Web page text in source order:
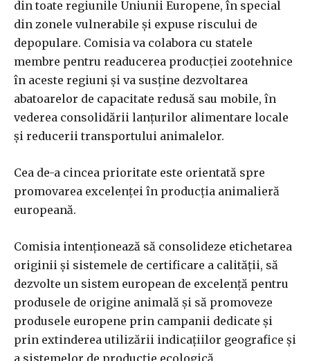
din toate regiunile Uniunii Europene, în special
din zonele vulnerabile și expuse riscului de
depopulare. Comisia va colabora cu statele
membre pentru readucerea producției zootehnice
în aceste regiuni și va susține dezvoltarea
abatoarelor de capacitate redusă sau mobile, în
vederea consolidării lanțurilor alimentare locale
și reducerii transportului animalelor.
Cea de-a cincea prioritate este orientată spre
promovarea excelenței în producția animalieră
europeană.
Comisia intenționează să consolideze etichetarea
originii și sistemele de certificare a calității, să
dezvolte un sistem european de excelență pentru
produsele de origine animală și să promoveze
produsele europene prin campanii dedicate și
prin extinderea utilizării indicațiilor geografice și
a sistemelor de producție ecologică.